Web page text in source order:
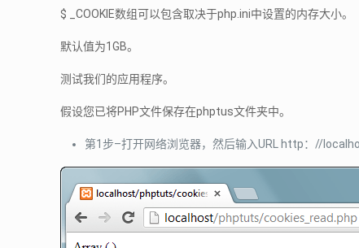
$ _COOKIE数组可以包含取决于php.ini中设置的内存大小。
默认值为1GB。
测试我们的应用程序。
假设您已将PHP文件保存在phptus文件夹中。
第1步–打开网络浏览器，然后输入URL http：//